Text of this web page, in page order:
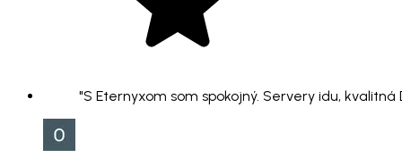
"S Eternyxom som spokojný. Servery idu,